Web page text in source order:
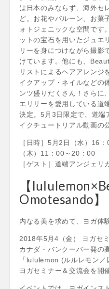
は日本のみならず、海外セ
ど。お花やバルーン、お菓
ォトジェニックな空間です
ットの宝石を用いたジュエ
リーを身につけながら撮影
けています。他にも、
リストによるヘアアレンジ
イクアップ・ネイルなどの
ンツ盛りだくさん！さらに
エリリーを愛用している道
決定。5月3日限定で、道端
イクチュートリアル動画の
［日時］5月2日（水）16
（木）11：00～20：00
［ゲスト］道端アンジェリ
【
Omotesando】
内なる美を求めて、ヨガ体
2018年5月4（金） ヨガセ
カナダ・バンクーバー発の
「lululemon (ルルレモン
ヨガセミナー＆交流会を開